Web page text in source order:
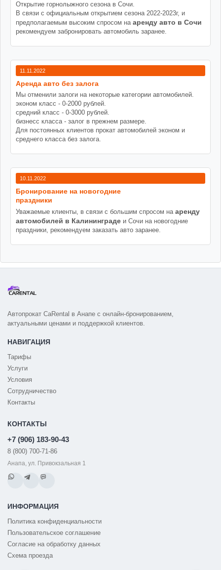
Открытие горнолыжного сезона в Сочи.
В связи с официальным открытием сезона 2022-2023г, и
предполагаемым высоким спросом на аренду авто в Сочи
рекомендуем забронировать автомобиль заранее.
11.11.2022
Аренда авто без залога
Мы отменили залоги на некоторые категории автомобилей.
эконом класс - 0-2000 рублей.
средний класс - 0-3000 рублей.
бизнесс класса - залог в прежнем размере.
Для постоянных клиентов прокат автомобилей эконом и
среднего класса без залога.
10.11.2022
Бронирование на новогодние
праздники
Уважаемые клиенты, в связи с большим спросом на аренду
автомобилей в Калининграде и Сочи на новогодние
праздники, рекомендуем заказать авто заранее.
Автопрокат CaRental в Анапе с онлайн-бронированием,
актуальными ценами и поддержкой клиентов.
НАВИГАЦИЯ
Тарифы
Услуги
Условия
Сотрудничество
Контакты
КОНТАКТЫ
+7 (906) 183-90-43
8 (800) 700-71-86
Анапа, ул. Привокзальная 1
ИНФОРМАЦИЯ
Политика конфиденциальности
Пользовательское соглашение
Согласие на обработку данных
Схема проезда